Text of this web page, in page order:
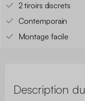
2 tiroirs discrets
Contemporain
Montage facile
Description